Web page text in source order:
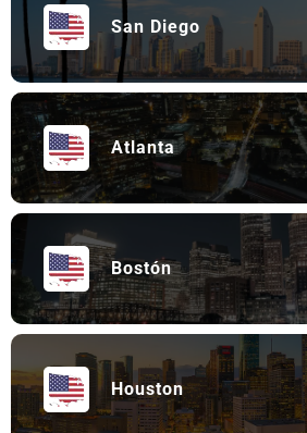
San Diego
Atlanta
Bostón
Houston